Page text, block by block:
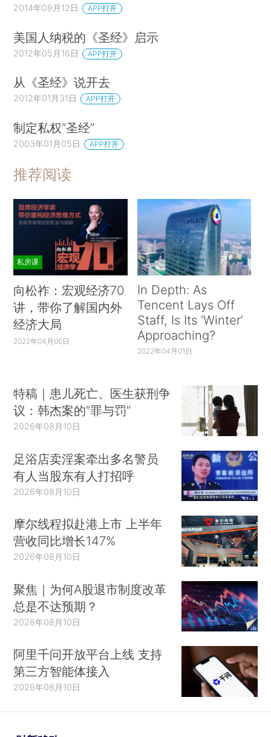
2014年09月12日 APP打开
美国人纳税的《圣经》启示
2012年05月16日 APP打开
从《圣经》说开去
2012年01月31日 APP打开
制定私权“圣经”
2003年01月05日 APP打开
推荐阅读
私房课
向松祚：宏观经济70
讲，带你了解国内外
经济大局
2022年04月06日
In Depth: As
Tencent Lays Off
Staff, Is Its ‘Winter’
Approaching?
2022年04月01日
特稿｜患儿死亡、医生获刑争
议：韩杰案的“罪与罚”
2026年08月10日
足浴店卖淫案牵出多名警员
有人当股东有人打招呼
2026年08月10日
摩尔线程拟赴港上市 上半年
营收同比增长147%
2026年08月10日
聚焦｜为何A股退市制度改革
总是不达预期？
2026年08月10日
阿里千问开放平台上线 支持
第三方智能体接入
2026年08月10日